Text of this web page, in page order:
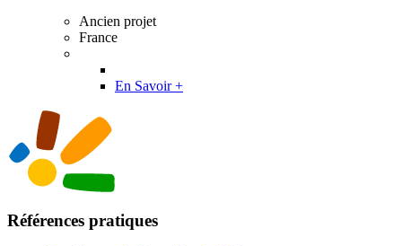
Ancien projet
France
En Savoir +
Références pratiques